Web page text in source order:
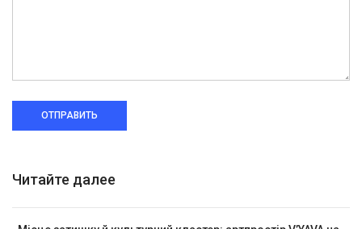
ОТПРАВИТЬ
Читайте далее